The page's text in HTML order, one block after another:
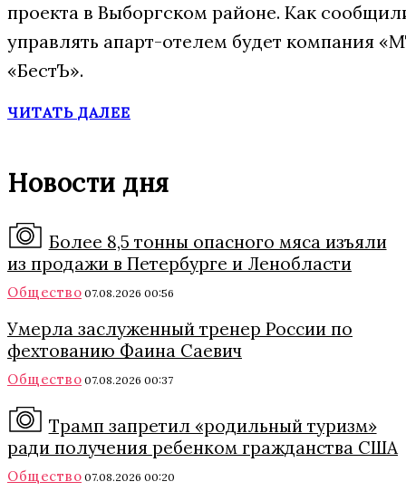
проекта в Выборгском районе. Как
управлять апарт-отелем будет компания
«БестЪ».
ЧИТАТЬ ДАЛЕЕ
Новости дня
Более 8,5 тонны опасного мяса изъяли
из продажи в Петербурге и Ленобласти
Общество 07.08.2026 00:56
Умерла заслуженный тренер России по
фехтованию Фаина Саевич
Общество 07.08.2026 00:37
Трамп запретил «родильный туризм»
ради получения ребенком гражданства США
Общество 07.08.2026 00:20